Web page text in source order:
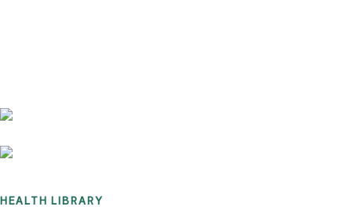
HEALTH LIBRARY